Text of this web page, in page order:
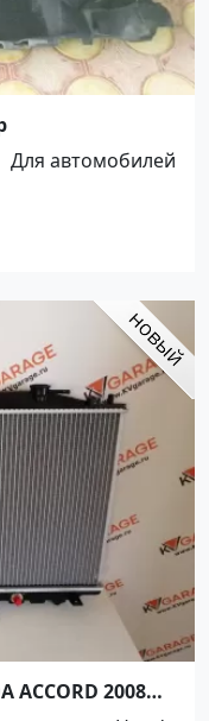
Для автомобилей
2008